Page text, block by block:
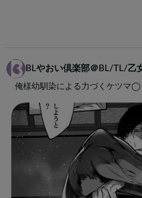
BLやおい倶楽部＠BL/TL/乙
俺様幼馴染による力づくケツマ◯